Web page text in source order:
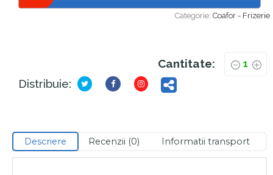
Categorie: Coafor - Frizerie
Cantitate:
Distribuie:
Descriere Recenzii (0) Informatii transport